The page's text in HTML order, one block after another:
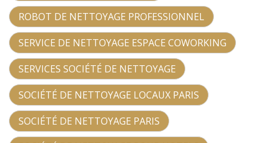
ROBOT DE NETTOYAGE PROFESSIONNEL
SERVICE DE NETTOYAGE ESPACE COWORKING
SERVICES SOCIÉTÉ DE NETTOYAGE
SOCIÉTÉ DE NETTOYAGE LOCAUX PARIS
SOCIÉTÉ DE NETTOYAGE PARIS